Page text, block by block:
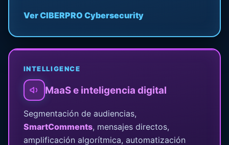
Ver CIBERPRO Cybersecurity
INTELLIGENCE
MaaS e inteligencia digital
Segmentación de audiencias,
SmartComments, mensajes directos,
amplificación algorítmica, automatización